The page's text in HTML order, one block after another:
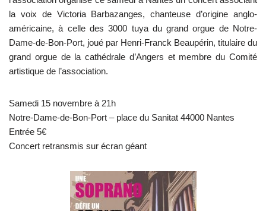
la voix de Victoria Barbazanges, chanteuse d’origine anglo-
américaine, à celle des 3000 tuya du grand orgue de Notre-
Dame-de-Bon-Port, joué par Henri-Franck Beaupérin, titulaire du
grand orgue de la cathédrale d’Angers et membre du Comité
artistique de l’association.
Samedi 15 novembre à 21h
Notre-Dame-de-Bon-Port – place du Sanitat 44000 Nantes
Entrée 5€
Concert retransmis sur écran géant